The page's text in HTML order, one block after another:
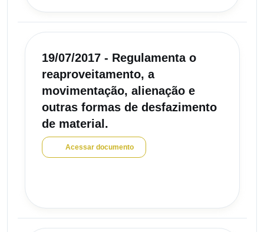
19/07/2017 - Regulamenta o
reaproveitamento, a
movimentação, alienação e
outras formas de desfazimento
de material.
Acessar documento